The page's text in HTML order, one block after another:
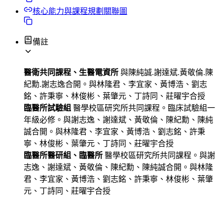
核心能力與課程規劃關聯圖
備註
醫衛共同課程、生醫電資所 與陳純誠.謝達斌.黃敬倫.陳
紀勳.謝志逸合開。與林隆君、李宜家、黃博浩、劉志
銘、許秉寧、林俊彬、葉肇元、丁詩同、莊曜宇合授
臨醫所試驗組 醫學校區研究所共同課程。臨床試驗組一
年級必修。與謝志逸、謝達斌、黃敬倫、陳紀勳、陳純
誠合開。與林隆君、李宜家、黃博浩、劉志銘、許秉
寧、林俊彬、葉肇元、丁詩同、莊曜宇合授
臨醫所醫研組、臨醫所 醫學校區研究所共同課程。與謝
志逸、謝達斌、黃敬倫、陳紀勳、陳純誠合開。與林隆
君、李宜家、黃博浩、劉志銘、許秉寧、林俊彬、葉肇
元、丁詩同、莊曜宇合授